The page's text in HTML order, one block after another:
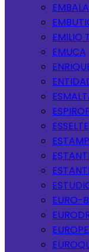
EMILIO
EMUCA
ESSELTE
EURO-